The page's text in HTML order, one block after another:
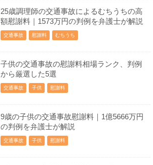
25歳調理師の交通事故によるむちうちの高
額慰謝料｜1573万円の判例を弁護士が解説
交通事故 慰謝料 むちうち
子供の交通事故の慰謝料相場ランク、判例
から厳選した5選
交通事故 子供 慰謝料
9歳の子供の交通事故慰謝料｜1億5666万円
の判例を弁護士が解説
交通事故 子供 慰謝料